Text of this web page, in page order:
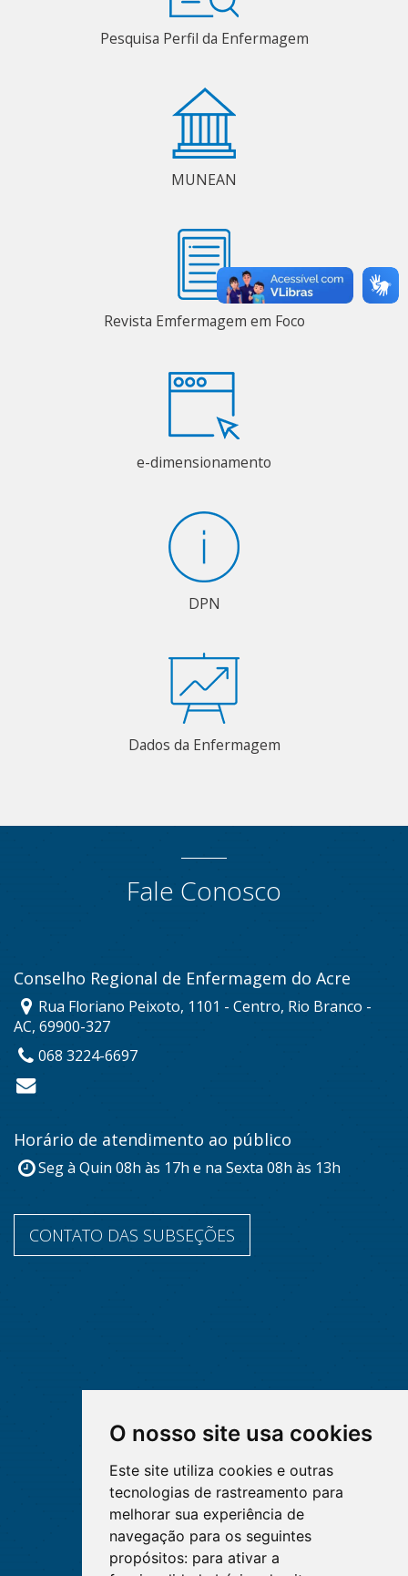
O nosso site usa cookies
Este site utiliza cookies e outras
tecnologias de rastreamento para
melhorar sua experiência de
navegação para os seguintes
propósitos: para ativar a
Pesquisa Perfil da Enfermagem
MUNEAN
Revista Emfermagem em Foco
e-dimensionamento
DPN
Dados da Enfermagem
Fale Conosco
Conselho Regional de Enfermagem do Acre
Rua Floriano Peixoto, 1101 - Centro, Rio Branco -
AC, 69900-327
068 3224-6697
Horário de atendimento ao público
Seg à Quin 08h às 17h e na Sexta 08h às 13h
CONTATO DAS SUBSEÇÕES